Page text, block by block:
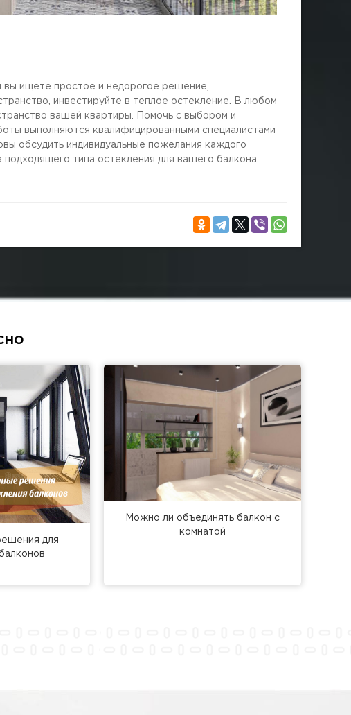
ищете простое и недорогое решение,
инвестируйте в теплое остекление. В любом
вашей квартиры. Помочь с выбором и
выполняются квалифицированными специалистами
обсудить индивидуальные пожелания каждого
типа остекления для вашего балкона.
для
Можно ли объединять балкон с
комнатой